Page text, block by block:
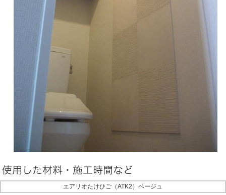
エアリオたけひご（ATK2）ベージュ